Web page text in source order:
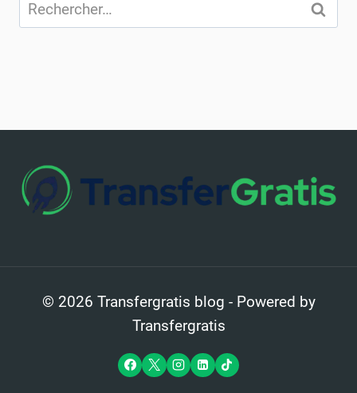
© 2026 Transfergratis blog - Powered by
Transfergratis